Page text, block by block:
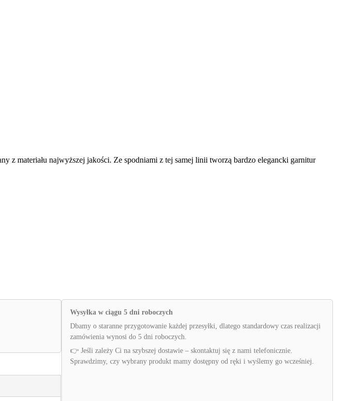
z materiału najwyższej jakości. Ze spodniami z tej samej linii tworzą bardzo elegancki garnitur
Wysyłka w ciągu 5 dni roboczych
Dbamy o staranne przygotowanie każdej przesyłki, dlatego standardowy czas realizacji
zamówienia wynosi do 5 dni roboczych.
👉 Jeśli zależy Ci na szybszej dostawie – skontaktuj się z nami telefonicznie.
Sprawdzimy, czy wybrany produkt mamy dostępny od ręki i wyślemy go wcześniej.